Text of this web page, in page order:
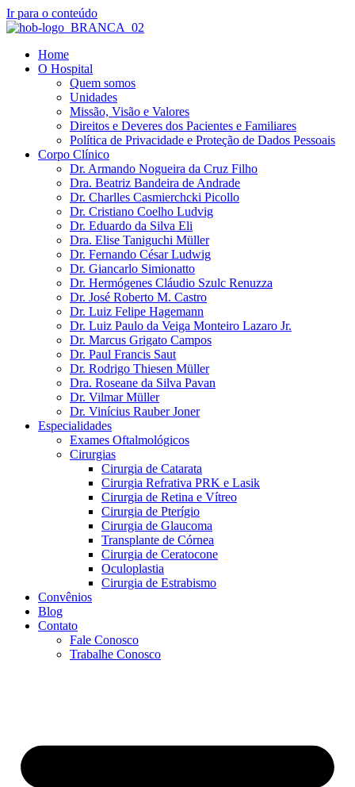
Ir para o conteúdo
Home
O Hospital
Quem somos
Unidades
Missão, Visão e Valores
Direitos e Deveres dos Pacientes e Familiares
Política de Privacidade e Proteção de Dados Pessoais
Corpo Clínico
Dr. Armando Nogueira da Cruz Filho
Dra. Beatriz Bandeira de Andrade
Dr. Charlles Casmierchcki Picollo
Dr. Cristiano Coelho Ludvig
Dr. Eduardo da Silva Eli
Dra. Elise Taniguchi Müller
Dr. Fernando César Ludwig
Dr. Giancarlo Simionatto
Dr. Hermógenes Cláudio Szulc Renuzza
Dr. José Roberto M. Castro
Dr. Luiz Felipe Hagemann
Dr. Luiz Paulo da Veiga Monteiro Lazaro Jr.
Dr. Marcus Grigato Campos
Dr. Paul Francis Saut
Dr. Rodrigo Thiesen Müller
Dra. Roseane da Silva Pavan
Dr. Vilmar Müller
Dr. Vinícius Rauber Joner
Especialidades
Exames Oftalmológicos
Cirurgias
Cirurgia de Catarata
Cirurgia Refrativa PRK e Lasik
Cirurgia de Retina e Vítreo
Cirurgia de Pterígio
Cirurgia de Glaucoma
Transplante de Córnea
Cirurgia de Ceratocone
Oculoplastia
Cirurgia de Estrabismo
Convênios
Blog
Contato
Fale Conosco
Trabalhe Conosco